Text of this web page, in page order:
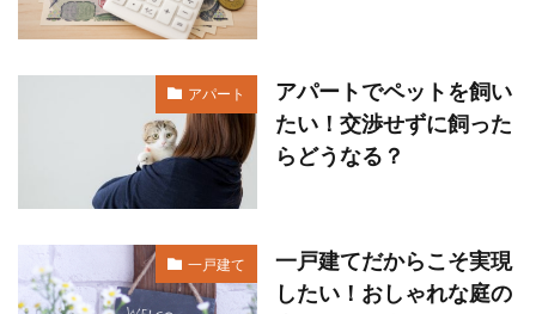
アパート
アパートでペットを飼い
たい！交渉せずに飼った
らどうなる？
一戸建て
一戸建てだからこそ実現
したい！おしゃれな庭の